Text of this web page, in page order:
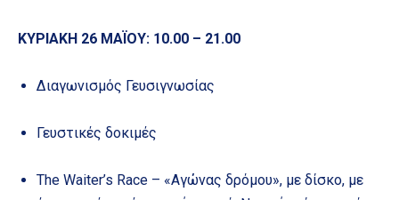
ΚΥΡΙΑΚΗ 26 ΜΑΪΟΥ: 10.00 – 21.00
Διαγωνισμός Γευσιγνωσίας
Γευστικές δοκιμές
The Waiter’s Race – «Αγώνας δρόμου», με δίσκο, με